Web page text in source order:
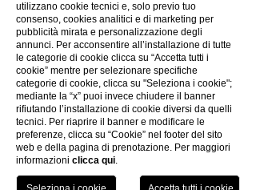
CONTACTS
PHOTOGALLERY
CREATIVITY
PRIVACY POLICY
COOKIES POLICY
THE GROUP
WORK WITH US
ELECTRONIC BILLING
COVID-19 INFO
utilizzano cookie tecnici e, solo previo tuo
consenso, cookies analitici e di marketing per
pubblicità mirata e personalizzazione degli
annunci. Per acconsentire all’installazione di tutte
le categorie di cookie clicca su “Accetta tutti i
cookie” mentre per selezionare specifiche
categorie di cookie, clicca su "Seleziona i cookie";
mediante la “x” puoi invece chiudere il banner
rifiutando l’installazione di cookie diversi da quelli
tecnici. Per riaprire il banner e modificare le
preferenze, clicca su “Cookie” nel footer del sito
web e della pagina di prenotazione. Per maggiori
informazioni clicca qui.